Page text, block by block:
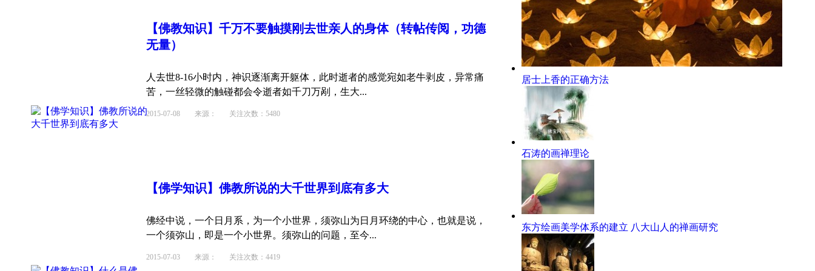
【佛教知识】千万不要触摸刚去世亲人的身体（转帖传阅，功德
无量）
人去世8-16小时内，神识逐渐离开躯体，此时逝者的感觉宛如老牛剥皮，异常痛
苦，一丝轻微的触碰都会令逝者如千刀万剐，生大...
2015-07-08 来源： 关注次数：5480
【佛学知识】佛教所说的大千世界到底有多大
佛经中说，一个日月系，为一个小世界，须弥山为日月环绕的中心，也就是说，
一个须弥山，即是一个小世界。须弥山的问题，至今...
2015-07-03 来源： 关注次数：4419
居士上香的正确方法
石涛的画禅理论
东方绘画美学体系的建立 八大山人的禅画研究